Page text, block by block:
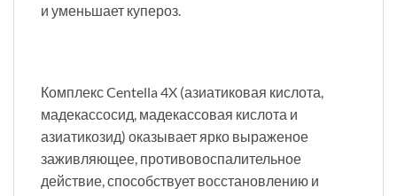
и уменьшает купероз.
Комплекс Centella 4X (азиатиковая кислота,
мадекассосид, мадекассовая кислота и
азиатикозид) оказывает ярко выраженое
заживляющее, противовоспалительное
действие, способствует восстановлению и